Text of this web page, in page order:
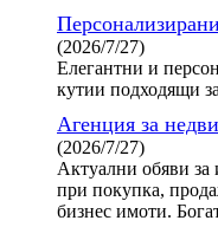
(2026/7/27)
Елегантни и
кутии подходящи
Агенция за
(2026/7/27)
Актуални обяви
при покупка,
бизнес имоти.